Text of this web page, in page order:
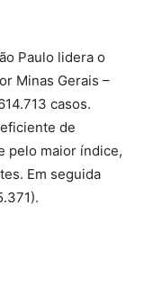
Paulo lidera o
Minas Gerais –
casos.
de
pelo maior índice,
Em seguida